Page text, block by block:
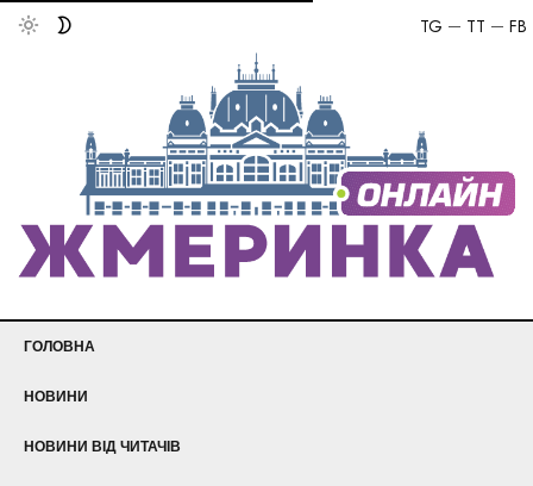
FB
TT
TG
ГОЛОВНА
НОВИНИ
НОВИНИ ВІД ЧИТАЧІВ